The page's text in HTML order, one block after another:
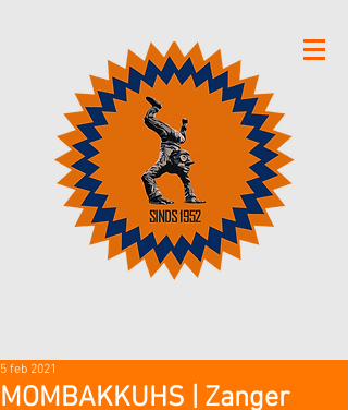
MOMBAKKUHS | Zanger
5 feb 2021